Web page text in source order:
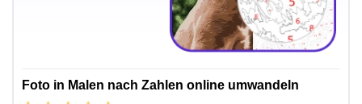
Foto in Malen nach Zahlen online umwandeln